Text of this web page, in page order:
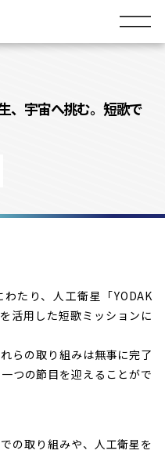
、宇宙へ挑む。短歌で
たり、人工衛星「YODAK
活用した短歌ミッションに
らの取り組みは無事に完了
つの節目を迎えることがで
の取り組みや、人工衛星を